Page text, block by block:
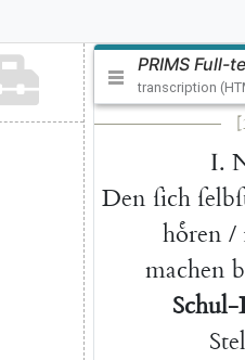
PRIMS Full-
transcription
I.
Den ſich
hoͤren /
machen
Schul-